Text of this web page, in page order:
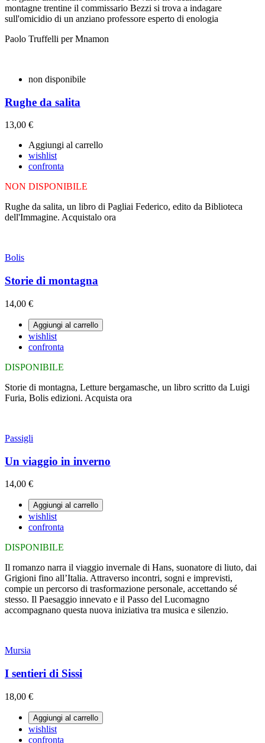
montagne trentine il commissario Bezzi si trova a indagare
sull'omicidio di un anziano professore esperto di enologia
Paolo Truffelli per Mnamon
non disponibile
Rughe da salita
13,00 €
Aggiungi al carrello
wishlist
confronta
NON DISPONIBILE
Rughe da salita, un libro di Pagliai Federico, edito da Biblioteca
dell'Immagine. Acquistalo ora
Bolis
Storie di montagna
14,00 €
Aggiungi al carrello
wishlist
confronta
DISPONIBILE
Storie di montagna, Letture bergamasche, un libro scritto da Luigi
Furia, Bolis edizioni. Acquista ora
Passigli
Un viaggio in inverno
14,00 €
Aggiungi al carrello
wishlist
confronta
DISPONIBILE
Il romanzo narra il viaggio invernale di Hans, suonatore di liuto, dai
Grigioni fino all’Italia. Attraverso incontri, sogni e imprevisti,
compie un percorso di trasformazione personale, accettando sé
stesso. Il Paesaggio innevato e il Passo del Lucomagno
accompagnano questa nuova iniziativa tra musica e silenzio.
Mursia
I sentieri di Sissi
18,00 €
Aggiungi al carrello
wishlist
confronta